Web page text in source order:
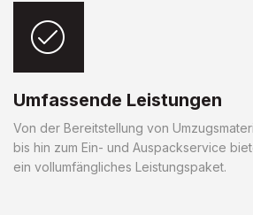
Umfassende Leistungen
Von der Bereitstellung von
bis hin zum Ein- und Auspackservice
ein vollumfängliches Leistungspaket.